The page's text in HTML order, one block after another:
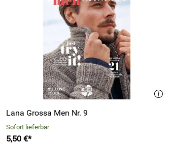
Lana Grossa Men Nr. 9
Sofort lieferbar
5,50 €*